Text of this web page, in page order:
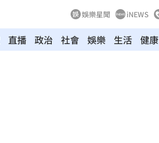
娛樂星聞 iNEWS
直播 政治 社會 娛樂 生活 健康